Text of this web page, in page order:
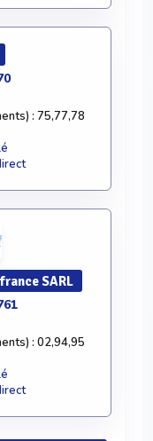
: 75,77,78
SARL
: 02,94,95